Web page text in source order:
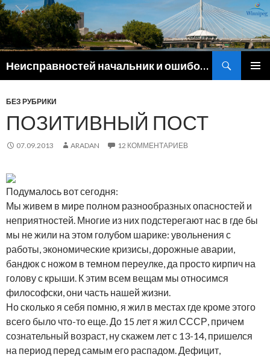
Неисправностей начальник и ошибок командир
СОДЕРЖИМОМУ
БЕЗ РУБРИКИ
ПОЗИТИВНЫЙ ПОСТ
07.09.2013 ARADAN 12 КОММЕНТАРИЕВ
Подумалось вот сегодня:
Мы живем в мире полном разнообразных опасностей и
неприятностей. Многие из них подстерегают нас в где бы
мы не жили на этом голубом шарике: увольнения с
работы, экономические кризисы, дорожные аварии,
бандюк с ножом в темном переулке, да просто кирпич на
голову с крыши. К этим всем вещам мы относимся
философски, они часть нашей жизни.
Но сколько я себя помню, я жил в местах где кроме этого
всего было что-то еще. До 15 лет я жил СССР, причем
сознательный возраст, ну скажем лет с 13-14, пришелся
на период перед самым его распадом. Дефицит,